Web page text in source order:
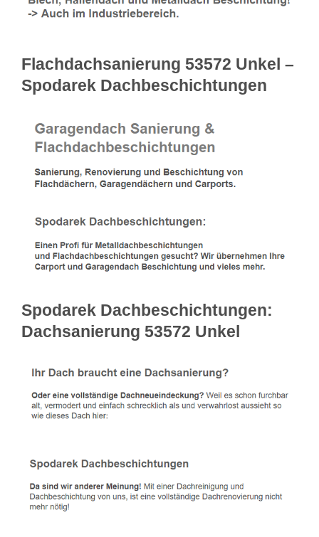
Flachdachsanierung 53572 Unkel –
Spodarek Dachbeschichtungen
Spodarek Dachbeschichtungen:
Dachsanierung 53572 Unkel